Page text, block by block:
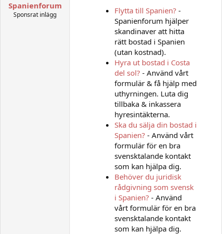
Spanienforum
Sponsrat inlägg
Flytta till Spanien? -
Spanienforum hjälper
skandinaver att hitta
rätt bostad i Spanien
(utan kostnad).
Hyra ut bostad i Costa
del sol? - Använd vårt
formulär & få hjälp med
uthyrningen. Luta dig
tillbaka & inkassera
hyresintäkterna.
Ska du sälja din bostad i
Spanien? - Använd vårt
formulär för en bra
svensktalande kontakt
som kan hjälpa dig.
Behöver du juridisk
rådgivning som svensk
i Spanien? - Använd
vårt formulär för en bra
svensktalande kontakt
som kan hjälpa dig.